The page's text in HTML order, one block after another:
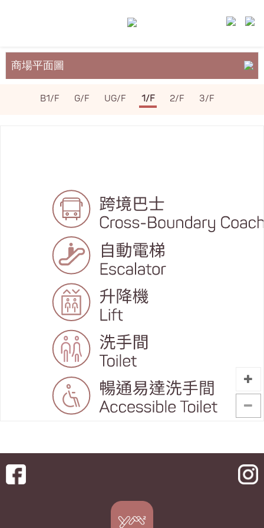
商場平面圖
關於裕民坊
B1/F G/F UG/F 1/F 2/F 3/F